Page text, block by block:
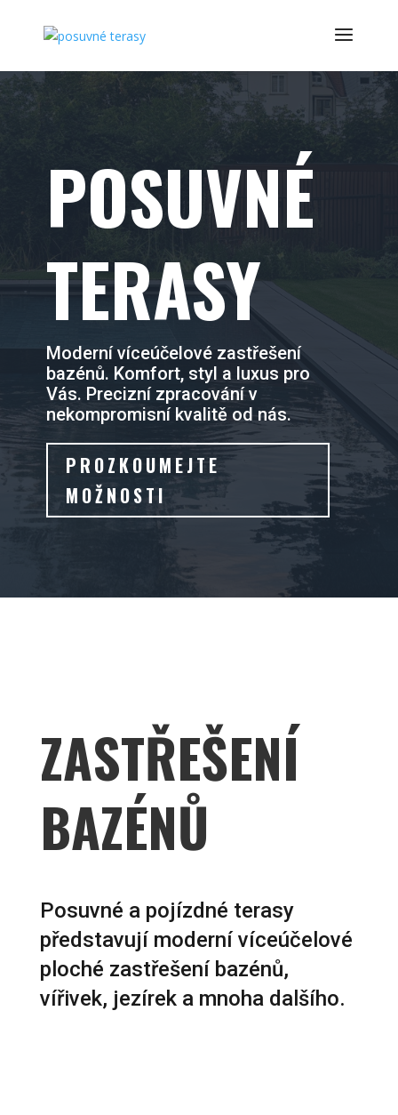
POSUVNÉ
TERASY
Moderní víceúčelové zastřešení
bazénů. Komfort, styl a luxus pro
Vás. Precizní zpracování v
nekompromisní kvalitě od nás.
PROZKOUMEJTE
MOŽNOSTI
ZASTŘEŠENÍ
BAZÉNŮ
Posuvné a pojízdné terasy
představují moderní víceúčelové
ploché zastřešení bazénů,
vířivek, jezírek a mnoha dalšího.